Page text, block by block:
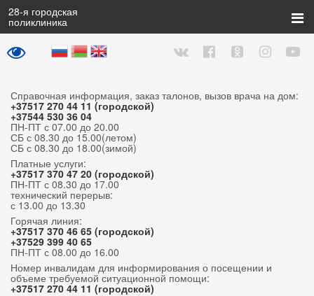
Справочная информация, заказ талонов, вызов врача на дом:
+37517 270 44 11 (городской)
+37544 530 36 04
ПН-ПТ с 07.00 до 20.00
СБ с 08.30 до 15.00(летом)
СБ с 08.30 до 18.00(зимой)
Платные услуги:
+37517 370 47 20 (городской)
ПН-ПТ с 08.30 до 17.00
технический перерыв:
с 13.00 до 13.30
Горячая линия:
+37517 370 46 65 (городской)
+37529 399 40 65
ПН-ПТ с 08.00 до 16.00
Номер инвалидам для информирования о посещении и
объеме требуемой ситуационной помощи:
+37517 270 44 11 (городской)
28-я городская
поликлиника